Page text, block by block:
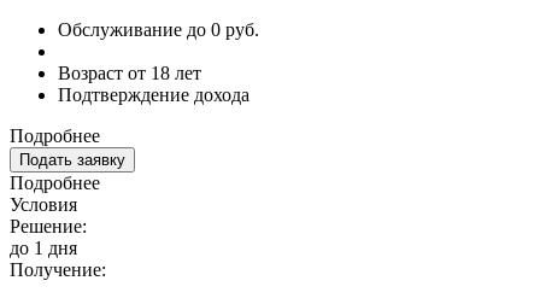
Обслуживание до 0 руб.
Возраст от 18 лет
Подтверждение дохода
Подробнее
Подать заявку
Подробнее
Условия
Решение:
до 1 дня
Получение: